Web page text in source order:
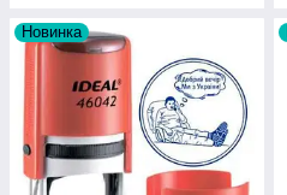
Новинка